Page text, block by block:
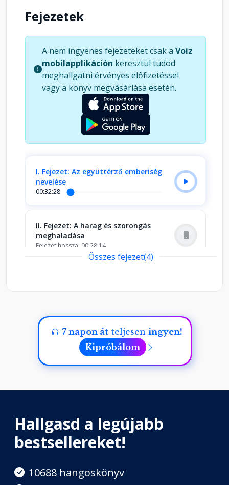
nemzeti identitásról, az emberi méltóság
megértenünk saját elménk működését. Ez az
előadás neked szól, ha: *Gyakran érzed, hogy a
harag vagy a szorongás irányít *Vágysz egy
mélyebb megértésre önmagaddal kapcsolatban
*Szeretnél valódi békét teremteni – magadban és
másokkal *Nyitott vagy arra, hogy új
szemszögből lásd az élet kihívásait
Fejezetek
A nem ingyenes fejezeteket csak a Voiz
mobilapplikáción keresztül tudod
meghallgatni érvényes előfizetéssel
vagy a könyv megvásárlása esetén.
I. Fejezet: Az együttérző emberiség
nevelése
00:32:28
II. Fejezet: A harag és szorongás
meghaladása
Fejezet hossza: 00:28:14
Zárógondolat
Fejezet hossza: 00:04:14
Összes fejezet(4)
7 napon átteljesen ingyen!
Kipróbálom
Hallgasd a legújabb
bestsellereket!
10688 hangoskönyv